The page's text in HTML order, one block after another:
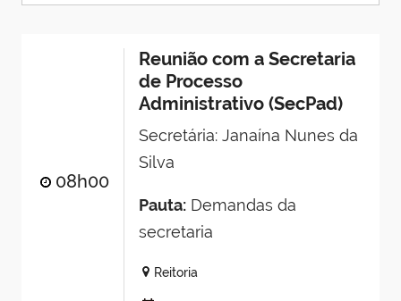
08h00
Reunião com a Secretaria
de Processo
Administrativo (SecPad)
Secretária: Janaína Nunes da
Silva
Pauta:Demandas da
secretaria
Reitoria